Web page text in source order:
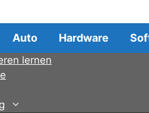
Auto Hardware
lernen